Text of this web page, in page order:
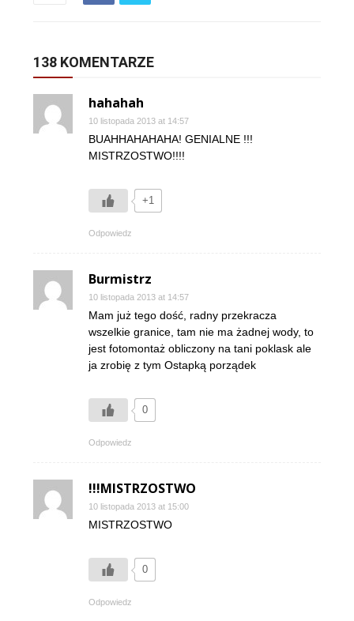
138 KOMENTARZE
hahahah
10 listopada 2013 at 14:57
BUAHHAHAHAHA! GENIALNE !!!
MISTRZOSTWO!!!!
+1
Odpowiedz
Burmistrz
10 listopada 2013 at 14:57
Mam już tego dość, radny przekracza
wszelkie granice, tam nie ma żadnej wody, to
jest fotomontaż obliczony na tani poklask ale
ja zrobię z tym Ostapką porządek
0
Odpowiedz
!!!MISTRZOSTWO
10 listopada 2013 at 15:00
MISTRZOSTWO
0
Odpowiedz